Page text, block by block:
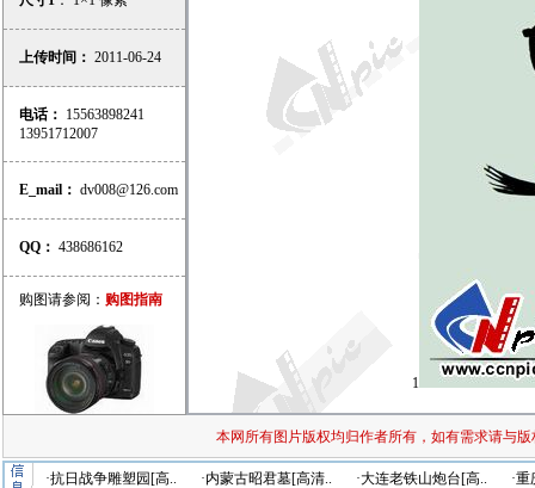
上传时间： 2011-06-24
电话： 15563898241
13951712007
E_mail： dv008@126.com
QQ： 438686162
购图请参阅： 购图指南
1
本网所有图片版权均归作者所有，如有需求请与
·抗日战争雕塑园[高.. ·内蒙古昭君墓[高清.. ·大连老铁山炮台[高..
·